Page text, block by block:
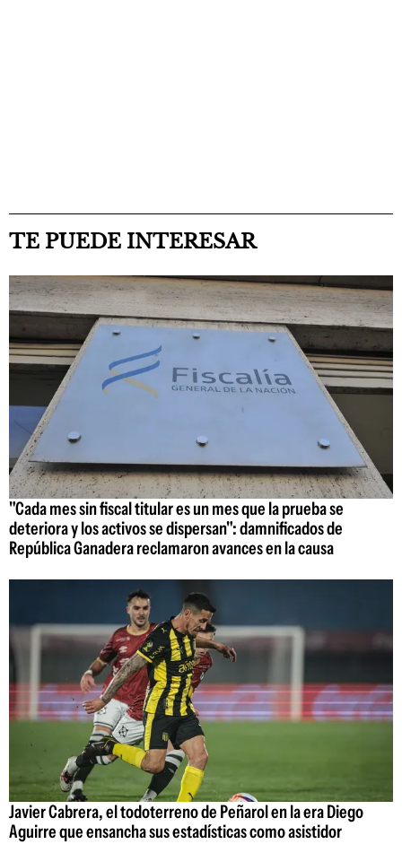
TE PUEDE INTERESAR
"Cada mes sin fiscal titular es un mes que la prueba se
deteriora y los activos se dispersan": damnificados de
República Ganadera reclamaron avances en la causa
Javier Cabrera, el todoterreno de Peñarol en la era Diego
Aguirre que ensancha sus estadísticas como asistidor